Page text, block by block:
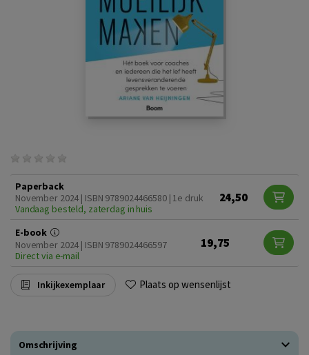
Paperback
November 2024 | ISBN 9789024466580 | 1e druk
Vandaag besteld, zaterdag in huis
24,50
E-book
November 2024 | ISBN 9789024466597
Direct via e-mail
19,75
Inkijkexemplaar Plaats op wensenlijst
Omschrijving